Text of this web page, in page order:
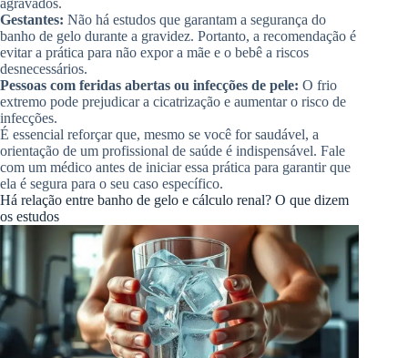
agravados.
Gestantes: Não há estudos que garantam a segurança do
banho de gelo durante a gravidez. Portanto, a recomendação é
evitar a prática para não expor a mãe e o bebê a riscos
desnecessários.
Pessoas com feridas abertas ou infecções de pele: O frio
extremo pode prejudicar a cicatrização e aumentar o risco de
infecções.
É essencial reforçar que, mesmo se você for saudável, a
orientação de um profissional de saúde é indispensável. Fale
com um médico antes de iniciar essa prática para garantir que
ela é segura para o seu caso específico.
Há relação entre banho de gelo e cálculo renal? O que dizem
os estudos